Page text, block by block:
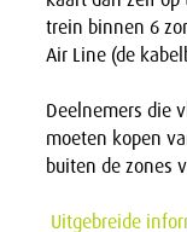
trein binnen 6
Air Line (de
Deelnemers die
moeten kopen
buiten de zones
Uitgebreide